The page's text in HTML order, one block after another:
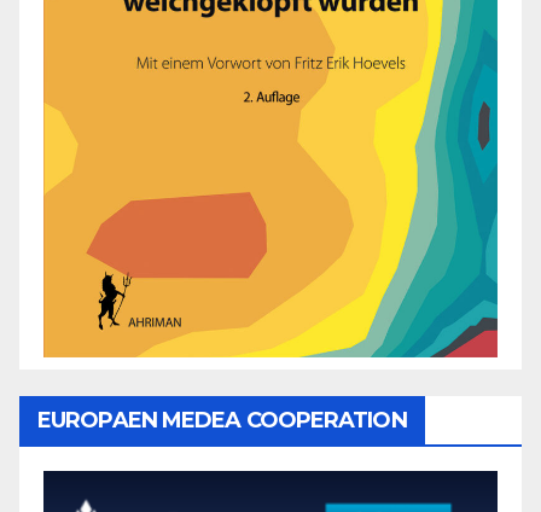
EUROPAEN MEDEA COOPERATION